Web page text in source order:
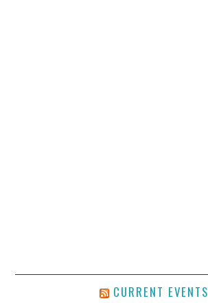
CURRENT EVENTS